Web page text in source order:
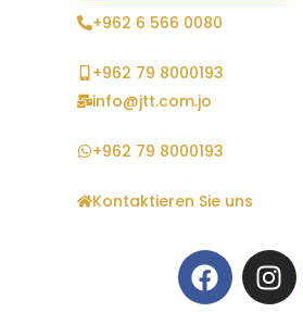
+962 6 566 0080
+962 79 8000193
info@jtt.com.jo
+962 79 8000193
Kontaktieren Sie uns